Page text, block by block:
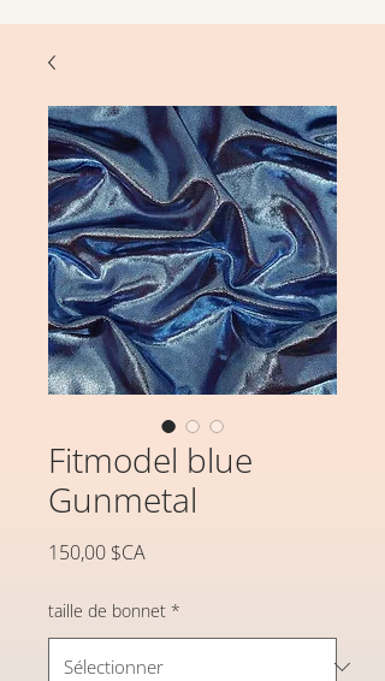
Fitmodel blue
Gunmetal
150,00 $CA
taille de bonnet *